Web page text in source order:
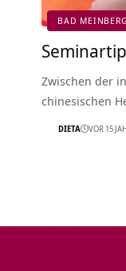
BAD MEINBERG
Zwischen der
chinesischen
DIETA VOR 15